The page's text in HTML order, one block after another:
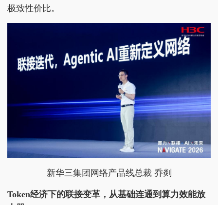
极致性价比。
新华三集团网络产品线总裁 乔剡
Token经济下的联接变革 ， 从基础连通到算力效能放